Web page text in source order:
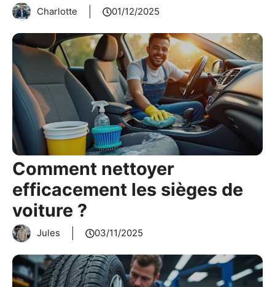
Charlotte 01/12/2025
Comment nettoyer
efficacement les sièges de
voiture ?
Jules 03/11/2025